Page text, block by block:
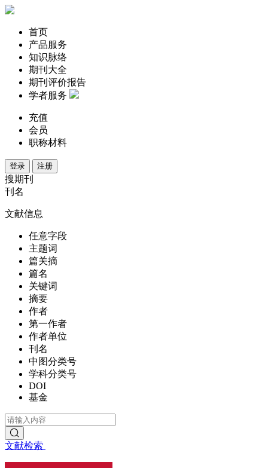
首页
产品服务
知识脉络
期刊大全
期刊评价报告
学者服务
充值
会员
职称材料
登录 注册
搜期刊
刊名
文献信息
任意字段
主题词
篇关摘
篇名
关键词
摘要
作者
第一作者
作者单位
刊名
中图分类号
学科分类号
DOI
基金
文献检索